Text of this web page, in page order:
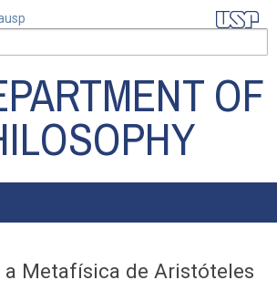
OF
a Metafísica de Aristóteles